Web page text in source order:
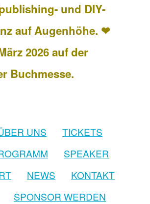
und DIY-
auf Augenhöhe. ❤
2026 auf der
Buchmesse.
UNS
TICKETS
SPEAKER
NEWS
KONTAKT
SPONSOR WERDEN